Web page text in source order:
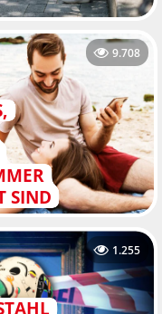
SIND
9.708
1.255